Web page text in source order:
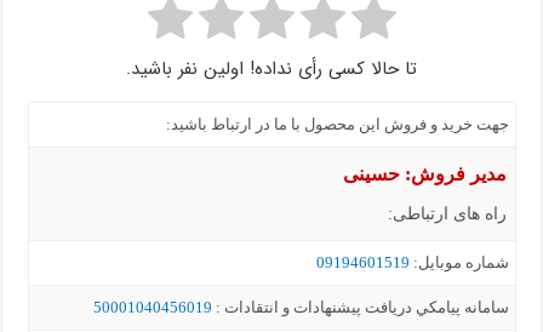
تا حالا کسی رأی نداده! اولین نفر باشید.
جهت خرید و فروش این محصول با ما در ارتباط باشید:
مدیر فروش: حسینی
راه های ارتباطی:
شماره موبايل: 09194601519
سامانه پيامکي دریافت پیشنهادات و انتقادات : 50001040456019